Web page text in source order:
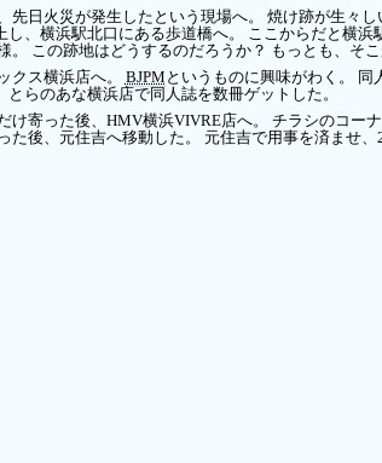
先日火災が発生したという現場へ。 焼け跡が生々
し、横浜駅北口にある歩道橋へ。 ここからだと横
。 この跡地はどうするのだろうか？ もっとも、そ
クス横浜店へ。 BJPM というものに興味がわく。 同
とらのあな横浜店で同人誌を数冊ゲットした。
け寄った後、HMV横浜VIVRE店へ。 チラシのコー
た後、元住吉へ移動した。 元住吉で用事を済ませ